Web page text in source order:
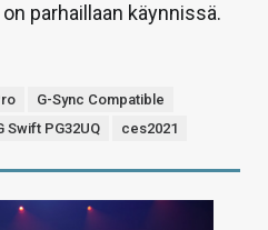
parhaillaan käynnissä.
G-Sync Compatible
Swift PG32UQ ces2021